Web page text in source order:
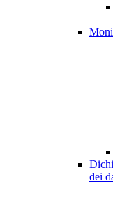
dei